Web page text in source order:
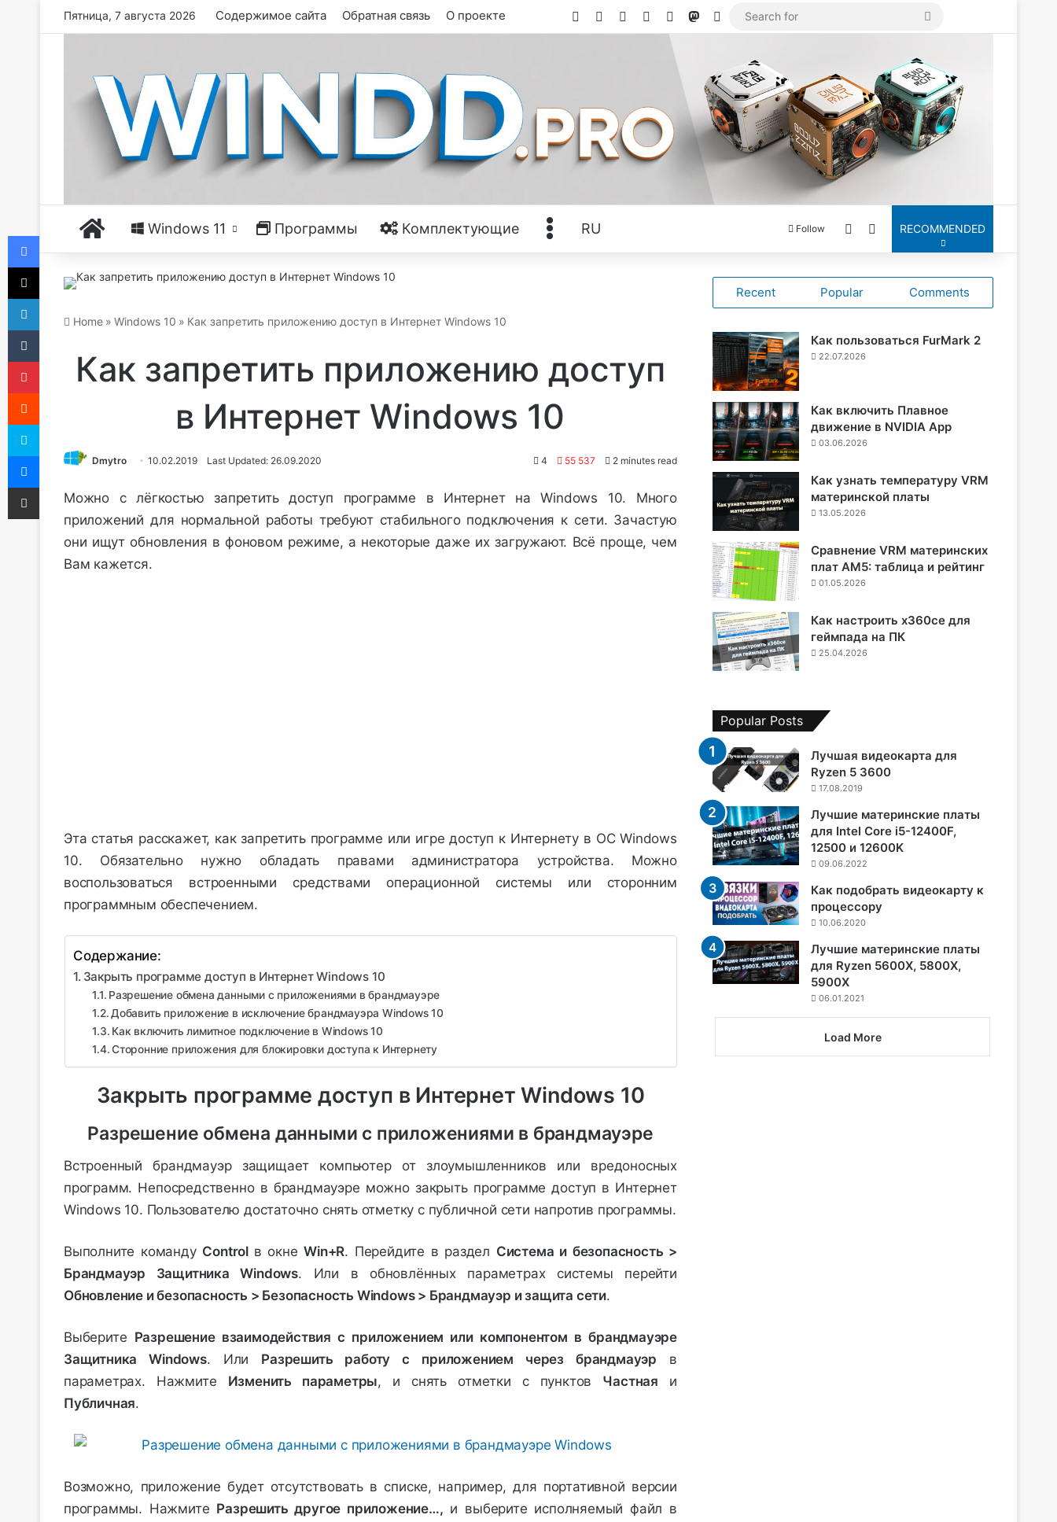
Пятница, 7 августа 2026 Содержимое сайта Обратная связь О проекте Facebook YouTubeTumblrRSSMastodon
Log In
ГлавнаяWindows 11 Программы Комплектующие ЕщёRU Follow Switch skin
Search for
RECOMMENDED
Home » Windows 10 » Как запретить приложению доступ в Интернет Windows 10
Как запретить приложению доступ
в Интернет Windows 10
Dmytro 10.02.2019 Last Updated: 26.09.2020 4 55 537 2 minutes read
Можно с лёгкостью запретить доступ программе в Интернет на Windows 10. Много
приложений для нормальной работы требуют стабильного подключения к сети. Зачастую
они ищут обновления в фоновом режиме, а некоторые даже их загружают. Всё проще, чем
Вам кажется.
Эта статья расскажет, как запретить программе или игре доступ к Интернету в ОС Windows
10. Обязательно нужно обладать правами администратора устройства. Можно
воспользоваться встроенными средствами операционной системы или сторонним
программным обеспечением.
Содержание:
Закрыть программе доступ в Интернет Windows 10
Разрешение обмена данными с приложениями в брандмауэре
Добавить приложение в исключение брандмауэра Windows 10
Как включить лимитное подключение в Windows 10
Сторонние приложения для блокировки доступа к Интернету
Закрыть программе доступ в Интернет Windows 10
Разрешение обмена данными с приложениями в брандмауэре
Встроенный брандмауэр защищает компьютер от злоумышленников или вредоносных
программ. Непосредственно в брандмауэре можно закрыть программе доступ в Интернет
Windows 10. Пользователю достаточно снять отметку с публичной сети напротив программы.
Выполните команду Control в окнеWin+R. Перейдите в раздел Система и безопасность >
Брандмауэр Защитника Windows. Или в обновлённых параметрах системы перейти
Обновление и безопасность > Безопасность Windows > Брандмауэр и защита сети.
Выберите Разрешение взаимодействия с приложением или компонентом в брандмауэре
Защитника Windows. Или Разрешить работу с приложением через брандмауэр в
параметрах. Нажмите Изменить параметры, и снять отметки с пунктов Частная и
Публичная.
Возможно, приложение будет отсутствовать в списке, например, для портативной версии
программы. Нажмите Разрешить другое приложение…, и выберите исполняемый файл в
Recent Popular Comments
Как пользоваться FurMark 2
22.07.2026
Как включить Плавное
движение в NVIDIA App
03.06.2026
Как узнать температуру VRM
материнской платы
13.05.2026
Сравнение VRM материнских
плат AM5: таблица и рейтинг
01.05.2026
Как настроить x360ce для
геймпада на ПК
25.04.2026
Popular Posts
Лучшая видеокарта для
Ryzen 5 3600
17.08.2019
Лучшие материнские платы
для Intel Core i5-12400F,
12500 и 12600K
09.06.2022
Как подобрать видеокарту к
процессору
10.06.2020
Лучшие материнские платы
для Ryzen 5600X, 5800X,
5900X
06.01.2021
Load More
Facebook
X
LinkedIn
Tumblr
Pinterest
Reddit
Skype
Messenger
Share via Email